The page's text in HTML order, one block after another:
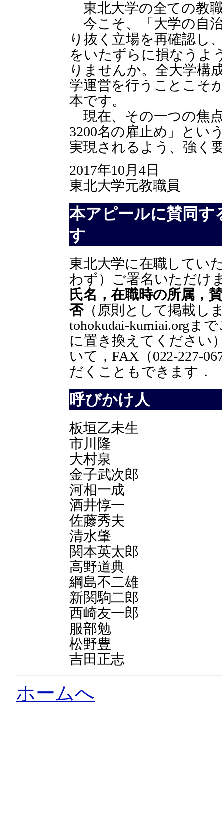
東北大学の全ての教
今こそ、「大学の自
り抜く立場を再確認し
をいたずらに損なうよ
りませんか。全大学構
学運営を行うことこそ
本です。
現在、その一つの焦
3200名の雇止め」とい
実現されるよう、強く
2017年10月4日
東北大学元教職員
本アピールに賛同す
す
東北大学に在職してい
わず）ご署名いただけ
氏名，在職時の所属，
否（原則として掲載し
tohokudai-kumiai.orgま
に置き換えてください
いて，FAX（022-227-
だくこともできます．
呼びかけ人
板垣乙未生
市川隆
大村泉
金子武次郎
河相一成
酒井惇一
佐藤秀夫
清水肇
関本英太郎
高野道典
綱島不二雄
新関駒二郎
西崎友一郎
服部勉
松野豊
吉田正志
ホームへ